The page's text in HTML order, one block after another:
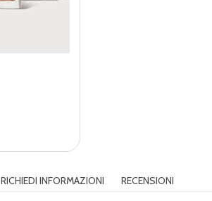
RICHIEDI INFORMAZIONI RECENSIONI